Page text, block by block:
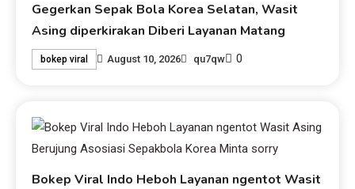
Gegerkan Sepak Bola Korea Selatan, Wasit
Asing diperkirakan Diberi Layanan Matang
bokep viral August 10, 2026 qu7qw 0
Bokep Viral Indo Heboh Layanan ngentot Wasit